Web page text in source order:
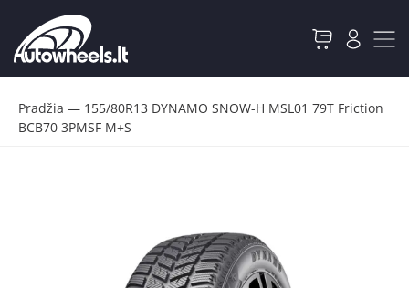
Pradžia — 155/80R13 DYNAMO SNOW-H MSL01 79T Friction
BCB70 3PMSF M+S